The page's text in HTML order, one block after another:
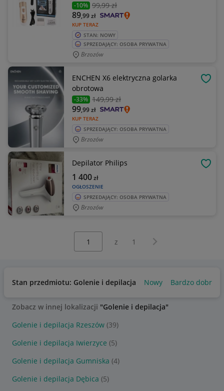
-10% 99,99 zł
KUP TERAZ
89,99zł
STAN: NOWY
SPRZEDAJĄCY: OSOBA PRYWATNA
Brzozów
ENCHEN X6 elektryczna golarka
obrotowa
-33% 149,99 zł
KUP TERAZ
99,99zł
SPRZEDAJĄCY: OSOBA PRYWATNA
Brzozów
Depilator Philips
OGŁOSZENIE
1 400zł
SPRZEDAJĄCY: OSOBA PRYWATNA
Brzozów
z 1 Następna strona
Stan przedmiotu: Golenie i depilacja Nowy Bardzo dobry
Zobacz w innej lokalizacji "Golenie i depilacja"
Golenie i depilacja Rzeszów (39)
Golenie i depilacja Iwierzyce (5)
Golenie i depilacja Gumniska (4)
Golenie i depilacja Dębica (5)